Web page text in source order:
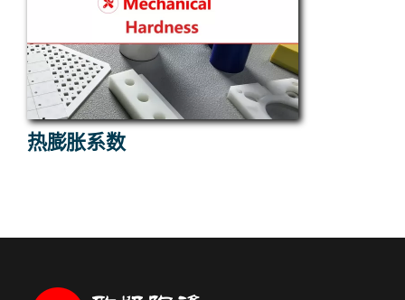
热膨胀系数